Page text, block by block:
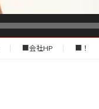
■会社HP ■！